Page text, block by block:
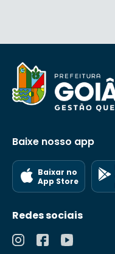
Baixe nosso app
Baixar no
App Store
Redes sociais